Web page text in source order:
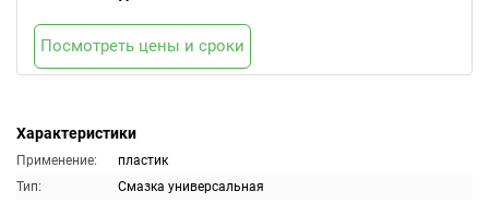
Характеристики
Применение:
пластик
Тип:
Смазка универсальная
Посмотреть цены и сроки